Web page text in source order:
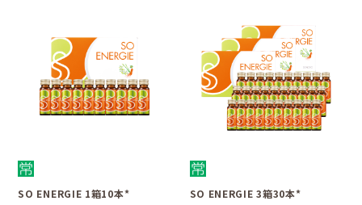
SO ENERGIE 1箱10本* SO ENERGIE 3箱30本*